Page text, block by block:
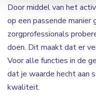
Door middel van het
op een passende
zorgprofessionals
doen. Dit maakt dat er
Voor alle functies in de
dat je waarde hecht aan
kwaliteit.